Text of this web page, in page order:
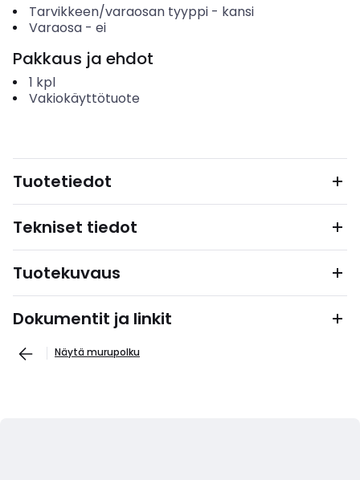
Tarvikkeen/varaosan tyyppi- kansi
Varaosa- ei
Pakkaus ja ehdot
1 kpl
Vakiokäyttötuote
Tuotetiedot
Tekniset tiedot
Tuotekuvaus
Dokumentit ja linkit
Näytä murupolku